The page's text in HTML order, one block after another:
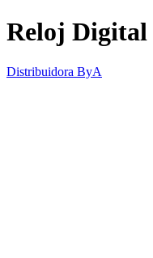
Reloj Digital
Distribuidora ByA